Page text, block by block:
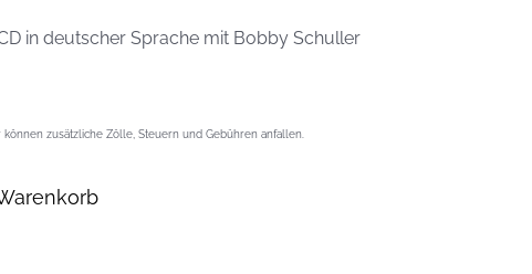
in deutscher Sprache mit Bobby Schuller
zusätzliche Zölle, Steuern und Gebühren anfallen.